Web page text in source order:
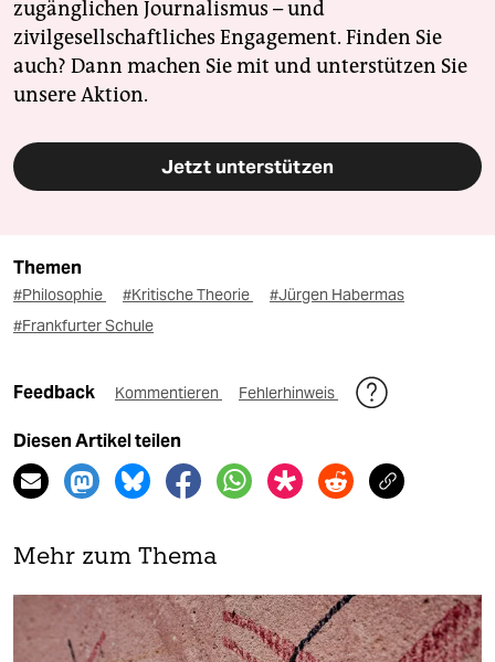
zugänglichen Journalismus – und
zivilgesellschaftliches Engagement. Finden Sie
auch? Dann machen Sie mit und unterstützen Sie
unsere Aktion.
Jetzt unterstützen
Themen
#Philosophie #Kritische Theorie
#Jürgen Habermas
#Frankfurter Schule
Feedback Kommentieren Fehlerhinweis
Diesen Artikel teilen
Mehr zum Thema